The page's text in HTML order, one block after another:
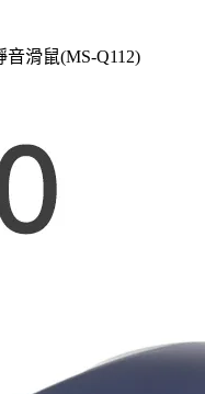
滑鼠(MS-Q112)